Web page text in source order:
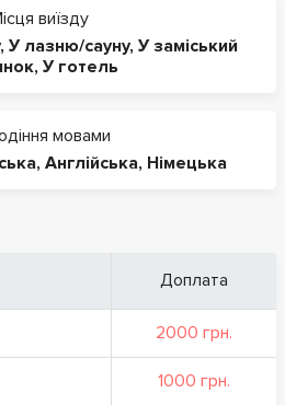
виїзду
, У лазню/сауну, У заміський
, У готель
мовами
, Англійська, Німецька
Доплата
2000 грн.
1000 грн.